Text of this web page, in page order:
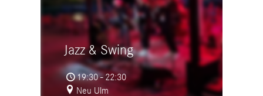
Jazz & Swing
19:30 - 22:30
Neu Ulm